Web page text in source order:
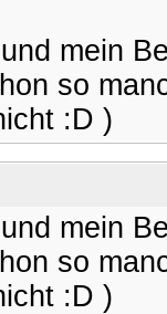
mein
so
:D )
mein
so
:D )